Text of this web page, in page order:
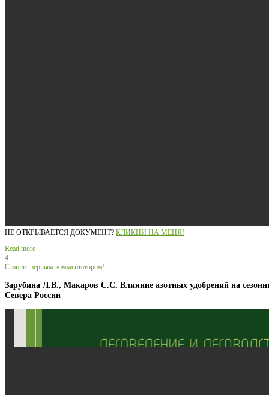
НЕ ОТКРЫВАЕТСЯ ДОКУМЕНТ? КЛИКНИ НА МЕНЯ!
Read more
4
Станьте первым комментатором!
Зарубина Л.В., Макаров С.С. Влияние азотных удобрений на
Севера России